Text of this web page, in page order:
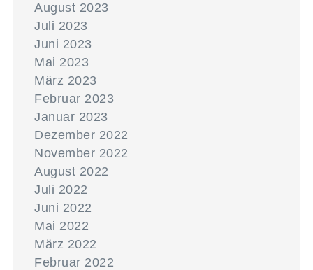
August 2023
Juli 2023
Juni 2023
Mai 2023
März 2023
Februar 2023
Januar 2023
Dezember 2022
November 2022
August 2022
Juli 2022
Juni 2022
Mai 2022
März 2022
Februar 2022